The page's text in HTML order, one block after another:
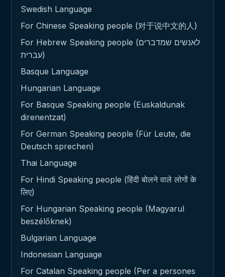
Swedish Language
For Chinese Speaking people (对于说中文的人)
For Hebrew Speaking people (לאנשים שמדברים
עברית)
Basque Language
Hungarian Language
For Basque Speaking people (Euskaldunak
direnentzat)
For German Speaking people (Für Leute, die
Deutsch sprechen)
Thai Language
For Hindi Speaking people (हिंदी बोलने वाले लोगों के
लिए)
For Hungarian Speaking people (Magyarul
beszélőknek)
Bulgarian Language
Indonesian Language
For Catalan Speaking people (Per a persones